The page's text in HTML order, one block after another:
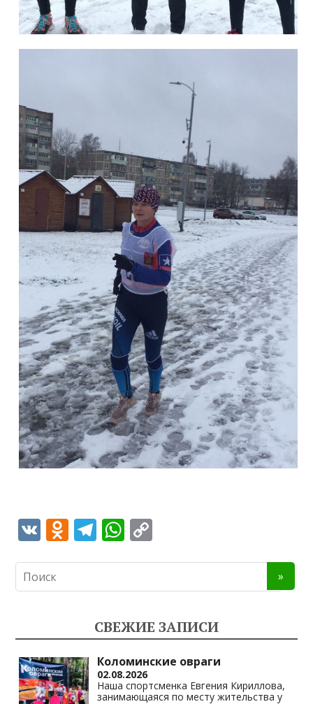
V O
o
as
s
ni
T
gr
a
m
W
s
A
p
p
y
Li
n
k
СВЕЖИЕ ЗАПИСИ
Коломинские овраги
02.08.2026
Наша спортсменка Евгения Кириллова,
занимающаяся по месту жительства у